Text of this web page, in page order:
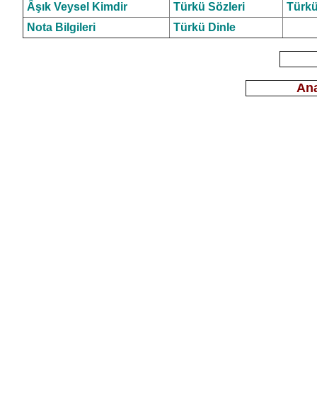
Âşık Veysel Kimdir Türkü Sözleri
Nota Bilgileri
Türkü Dinle